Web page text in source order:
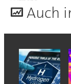
Auch